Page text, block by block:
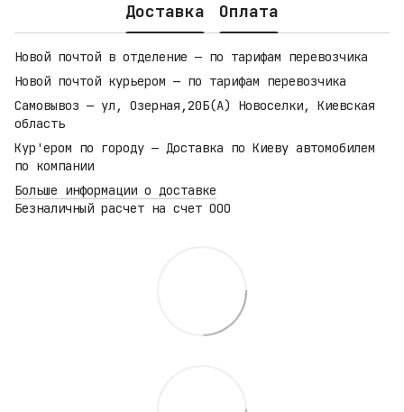
Доставка Оплата
Новой почтой в отделение — по тарифам перевозчика
Новой почтой курьером — по тарифам перевозчика
Самовывоз — ул, Озерная,20Б(А) Новоселки, Киевская
область
Кур'ером по городу — Доставка по Киеву автомобилем
по компании
Больше информации о доставке
Безналичный расчет на счет ООО